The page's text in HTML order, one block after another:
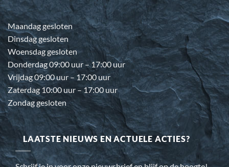
Maandag gesloten
Dinsdag gesloten
Woensdag gesloten
Donderdag 09:00 uur – 17:00 uur
Vrijdag 09:00 uur – 17:00 uur
Zaterdag 10:00 uur – 17:00 uur
Zondag gesloten
LAATSTE NIEUWS EN ACTUELE ACTIES?